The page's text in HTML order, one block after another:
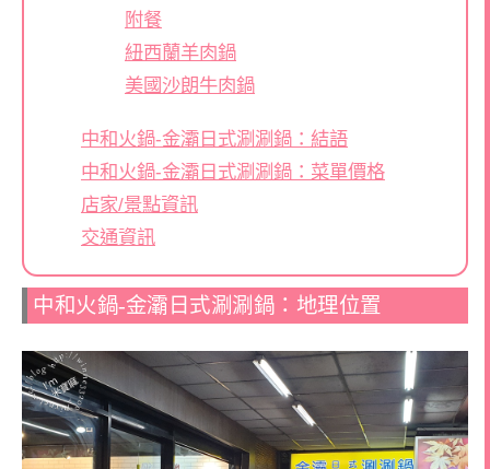
附餐
紐西蘭羊肉鍋
美國沙朗牛肉鍋
中和火鍋-金灞日式涮涮鍋：結語
中和火鍋-金灞日式涮涮鍋：菜單價格
店家/景點資訊
交通資訊
中和火鍋-金灞日式涮涮鍋：地理位置